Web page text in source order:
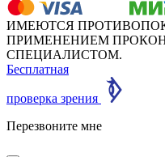
ИМЕЮТСЯ
ПРИМЕНЕНИЕМ
СПЕЦИАЛИСТОМ.
Бесплатная
проверка зрения
Перезвоните мне